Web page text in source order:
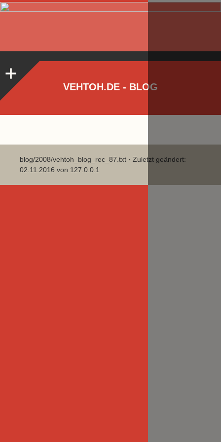
VEHTOH.DE - BLOG
blog/2008/vehtoh_blog_rec_87.txt · Zuletzt geändert:
02.11.2016 von 127.0.0.1